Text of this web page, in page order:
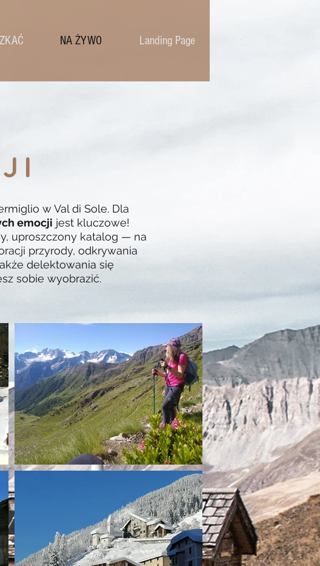
NA ŻYWO Landing Page
w Val di Sole. Dla
emocji jest kluczowe!
uproszczony katalog — na
przyrody, odkrywania
delektowania się
sobie wyobrazić.